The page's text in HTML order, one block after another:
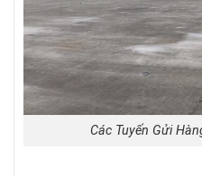
Các Tuyến Gửi